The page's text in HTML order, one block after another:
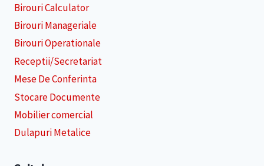
Birouri Calculator
Birouri Manageriale
Birouri Operationale
Receptii/Secretariat
Mese De Conferinta
Stocare Documente
Mobilier comercial
Dulapuri Metalice